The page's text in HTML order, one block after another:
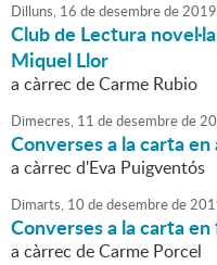
Dilluns, 16 dedesembrede2019
Club de Lectura
Miquel Llor
a càrrec de Carme Rubio
Dimecres, 11 dedesembrede
Converses a la carta en
a càrrec d'Eva Puigventós
Dimarts, 10 dedesembrede
Converses a la carta
a càrrec de Carme Porcel